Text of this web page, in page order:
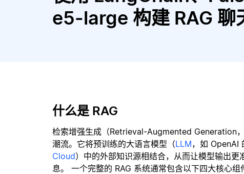
e5-large 构建 RAG 聊
什么是 RAG
检索增强生成（Retrieval-Augmented Generation
潮流。它将预训练的大语言模型（LLM，如 OpenAI
Cloud）中的外部知识源相结合，从而让模型输出
息。 一个完整的 RAG 系统通常包含以下四大核心组